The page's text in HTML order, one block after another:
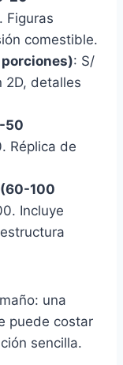
Figuras
comestible.
: S/
2D, detalles
50
Réplica de
100
Incluye
una
puede costar
sencilla.